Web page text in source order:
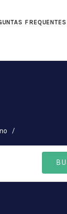
FREQUENTES
/